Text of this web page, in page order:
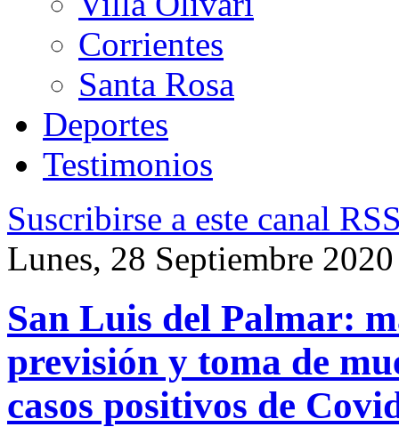
Corrientes
Santa Rosa
Deportes
Testimonios
Suscribirse a este canal
Lunes, 28 Septiembre
San Luis del Palmar:
previsión y toma de
casos positivos de